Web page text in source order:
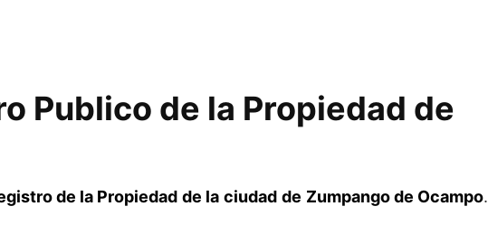
Publico de la Propiedad de
de la Propiedad de la ciudad de Zumpango de Ocampo.